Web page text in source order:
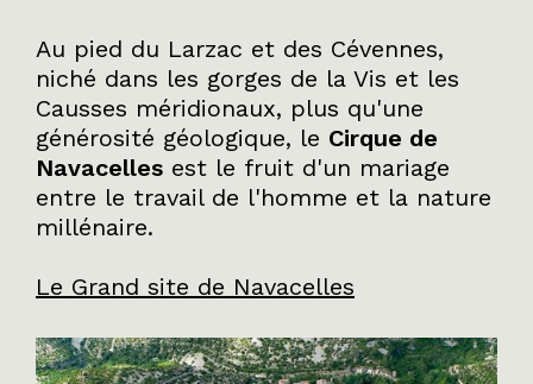
Au pied du Larzac et des Cévennes,
niché dans les gorges de la Vis et les
Causses méridionaux, plus qu'une
générosité géologique, le Cirque de
Navacelles est le fruit d'un mariage
entre le travail de l'homme et la nature
millénaire.
Le Grand site de Navacelles